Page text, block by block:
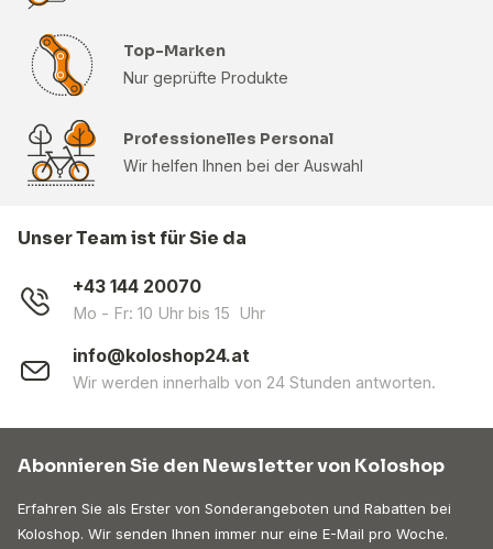
Top-Marken
Nur geprüfte Produkte
Professionelles Personal
Wir helfen Ihnen bei der Auswahl
Unser Team ist für Sie da
+43 144 20070
Mo - Fr: 10 Uhr bis 15 Uhr
info@koloshop24.at
Wir werden innerhalb von 24 Stunden antworten.
Abonnieren Sie den Newsletter von Koloshop
Erfahren Sie als Erster von Sonderangeboten und Rabatten bei
Koloshop. Wir senden Ihnen immer nur eine E-Mail pro Woche.